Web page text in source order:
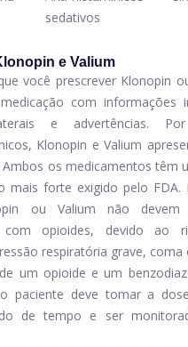
sedativos
e Valium
você prescrever Klonopin
com informações
e advertências.
Klonopin e Valium
Ambos os medicamentos têm
mais forte exigido pelo FDA.
ou Valium não
com opioides, devido ao
respiratória grave, coma
um opioide e um
paciente deve tomar a
de tempo e ser